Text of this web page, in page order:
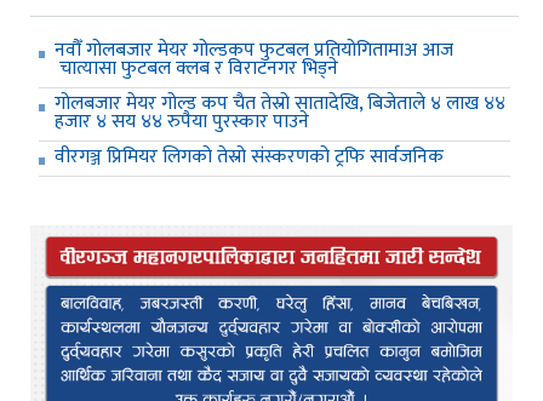
नवौँ गोलबजार मेयर गोल्डकप फुटबल प्रतियोगितामाअ आज
चात्यासा फुटबल क्लब र विराटनगर भिड्ने
गोलबजार मेयर गोल्ड कप चैत तेस्रो सातादेखि, बिजेताले ४ लाख ४४
हजार ४ सय ४४ रुपैया पुरस्कार पाउने
वीरगञ्ज प्रिमियर लिगको तेस्रो संस्करणको ट्रफि सार्वजनिक